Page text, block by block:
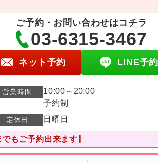
ご予約・お問い合わせはコチラ
03-6315-3467
ネット予約 LINE予約
営業時間
10:00～20:00
予約制
定休日 日曜日
もご予約出来ます】